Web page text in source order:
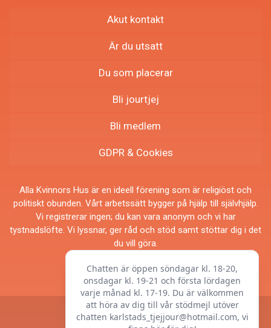
Akut kontakt
Är du utsatt
Du som placerar
Bli jourtjej
Bli medlem
GDPR & Cookies
Alla Kvinnors Hus är en ideell förening som är religiöst och
politiskt obunden. Vårt arbetssätt bygger på hjälp till självhjälp.
Vi registrerar ingen; du kan vara anonym och vi har
tystnadslöfte. Vi lyssnar, ger råd och stöd samt stöttar dig i det
du vill göra.
© Alla Kvinnors Hus